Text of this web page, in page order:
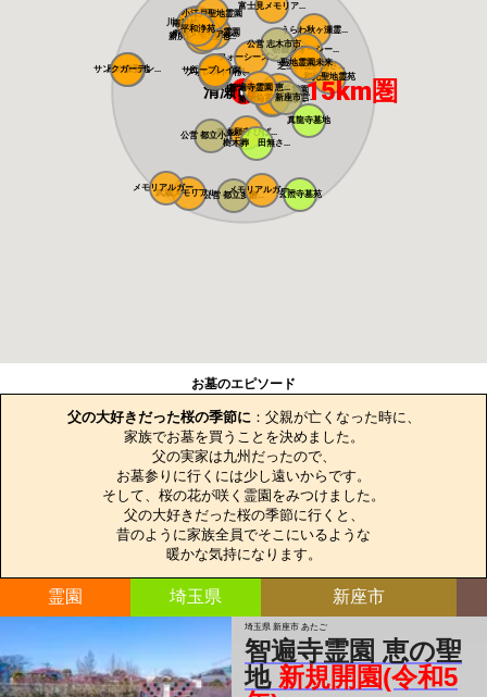
うらわ秋ヶ瀬霊...
所沢聖地霊園
フォレスト所沢
風の森聖地
サンクガーデン... 芝生の霊園あさ...
フォーシーズン...
なごみの丘霊園
川越さくら浄苑
メモリアルパー...
ふじみ野霊園
南川越霊園
新所沢友愛聖地...
所沢メモリアル...
富士見メモリア...
新の丘さくら浄...
やすらぎ聖地霊...
サニープレイス...
朝霞フォーシー...
小江戸聖地霊園
公営 新座市営...
公営 志木市市...
平和浄苑
和光聖地霊苑
智遍寺霊園 恵...
聖地霊園未来
東本願寺 ひば...
玄照寺墓苑
武蔵メモリアル...
公営 都立小平...
公営 都立多磨...
真龍寺墓地
メモリアルガー...
メモリアルガー...
樹木葬 田無さ...
清瀬市役所 15km圏
お墓のエピソード
父の大好きだった桜の季節に ：父親が亡くなった時に、
家族でお墓を買うことを決めました。
父の実家は九州だったので、
お墓参りに行くには少し遠いからです。
そして、桜の花が咲く霊園をみつけました。
父の大好きだった桜の季節に行くと、
昔のように家族全員でそこにいるような
暖かな気持になります。
霊園 埼玉県 新座市
埼玉県 新座市 あたご
智遍寺霊園 恵の聖
地 新規開園(令和5